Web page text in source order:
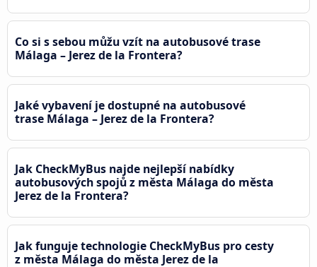
Co si s sebou můžu vzít na autobusové trase
Málaga – Jerez de la Frontera?
Jaké vybavení je dostupné na autobusové
trase Málaga – Jerez de la Frontera?
Jak CheckMyBus najde nejlepší nabídky
autobusových spojů z města Málaga do města
Jerez de la Frontera?
Jak funguje technologie CheckMyBus pro cesty
z města Málaga do města Jerez de la